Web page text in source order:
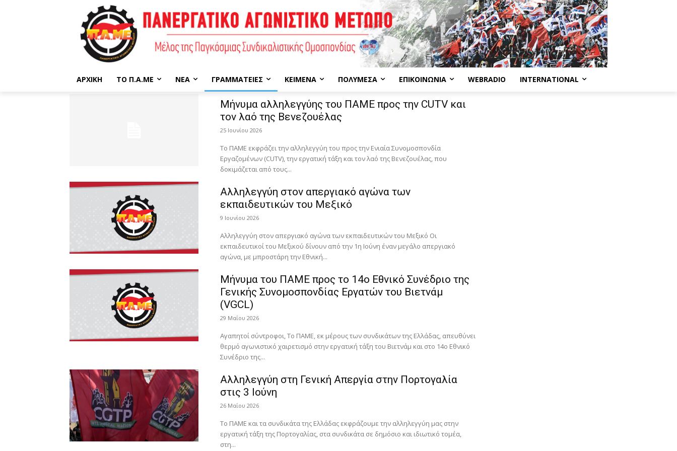
ΑΡΧΙΚΉ ΤΟ Π.Α.ΜΕ ΝΈΑ ΓΡΑΜΜΑΤΕΊΕΣ ΚΕΊΜΕΝΑ ΠΟΛΥΜΈΣΑ ΕΠΙΚΟΙΝΩΝΊΑ WEBRADIO INTERNATIONAL
Μήνυμα αλληλεγγύης του ΠΑΜΕ προς την CUTV και
τον λαό της Βενεζουέλας
25 Ιουνίου 2026
Το ΠΑΜΕ εκφράζει την αλληλεγγύη του προς την Ενιαία Συνομοσπονδία
Εργαζομένων (CUTV), την εργατική τάξη και τον λαό της Βενεζουέλας, που
δοκιμάζεται από τους...
Αλληλεγγύη στον απεργιακό αγώνα των
εκπαιδευτικών του Μεξικό
9 Ιουνίου 2026
Αλληλεγγύη στον απεργιακό αγώνα των εκπαιδευτικών του Μεξικό Οι
εκπαιδευτικοί του Μεξικού δίνουν από την 1η Ιούνη έναν μεγάλο απεργιακό
αγώνα, με μπροστάρη την Εθνική...
Μήνυμα του ΠΑΜΕ προς το 14ο Εθνικό Συνέδριο της
Γενικής Συνομοσπονδίας Εργατών του Βιετνάμ
(VGCL)
29 Μαΐου 2026
Αγαπητοί σύντροφοι, Το ΠΑΜΕ, εκ μέρους των συνδικάτων της Ελλάδας, απευθύνει
θερμό αγωνιστικό χαιρετισμό στην εργατική τάξη του Βιετνάμ και στο 14ο Εθνικό
Συνέδριο της...
Αλληλεγγύη στη Γενική Απεργία στην Πορτογαλία
στις 3 Ιούνη
26 Μαΐου 2026
Το ΠΑΜΕ και τα συνδικάτα της Ελλάδας εκφράζουμε την αλληλεγγύη μας στην
εργατική τάξη της Πορτογαλίας, στα συνδικάτα σε δημόσιο και ιδιωτικό τομέα,
στη...